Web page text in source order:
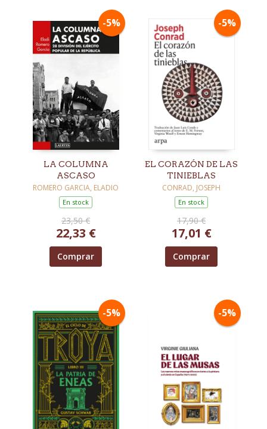
-5%
LA COLUMNA
ASCASO
ROMERO GARCIA, ELADIO
En stock
23,50 €
22,33 €
Comprar
-5%
EL CORAZÓN DE LAS
TINIEBLAS
CONRAD, JOSEPH
En stock
17,90 €
17,01 €
Comprar
-5% -5%